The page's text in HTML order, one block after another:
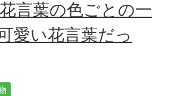
言葉の色ごとの一
愛い花言葉だっ